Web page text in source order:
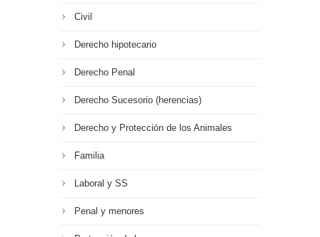
Civil
Derecho hipotecario
Derecho Penal
Derecho Sucesorio (herencias)
Derecho y Protección de los Animales
Familia
Laboral y SS
Penal y menores